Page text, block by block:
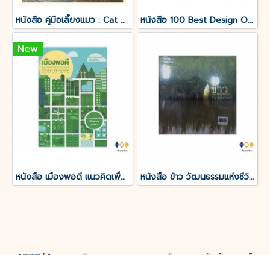
หนังสือ คู่มือเลี้ยงแมว : Cat Stories หนังสือ 100 Best Design Offices & Workspaces
New
หนังสือ เมืองพอดี แนวคิดเพื่อเมืองเอาใจใส่ หนังสือ ข้าว วัฒนธรรมแห่งชีวิต